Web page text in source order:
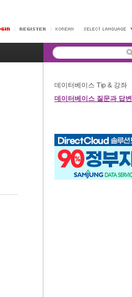
데이터베이스 Tip & 강좌
데이터베이스 질문과 답변